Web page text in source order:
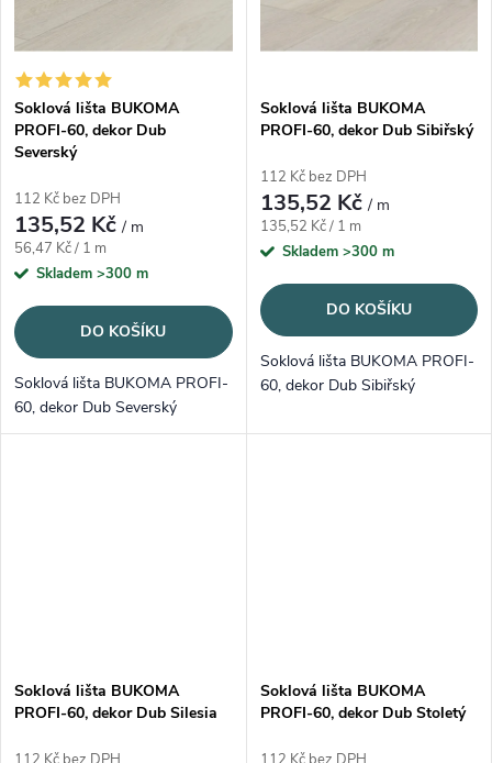
Soklová lišta BUKOMA
PROFI-60, dekor Dub
Severský
112 Kč bez DPH
135,52 Kč/ m
Měrná cena:
56,47 Kč / 1 m
Skladem >300 m
DO KOŠÍKU
Soklová lišta BUKOMA PROFI-
60, dekor Dub Severský
Soklová lišta BUKOMA
PROFI-60, dekor Dub Sibiřský
112 Kč bez DPH
135,52 Kč/ m
Měrná cena:
135,52 Kč / 1 m
Skladem >300 m
DO KOŠÍKU
Soklová lišta BUKOMA PROFI-
60, dekor Dub Sibiřský
Soklová lišta BUKOMA
PROFI-60, dekor Dub Silesia
Soklová lišta BUKOMA
PROFI-60, dekor Dub Stoletý